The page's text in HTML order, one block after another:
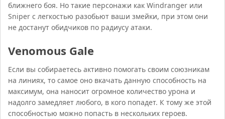
ближнего боя. Но такие персонажи как Windranger или
Sniper с легкостью разобьют ваши змейки, при этом они
не достанут обидчиков по радиусу атаки.
Venomous Gale
Если вы собираетесь активно помогать своим союзникам
на линиях, то самое оно вкачать данную способность на
максимум, она наносит огромное количество урона и
надолго замедляет любого, в кого попадет. К тому же этой
способностью можно попасть в нескольких героев.